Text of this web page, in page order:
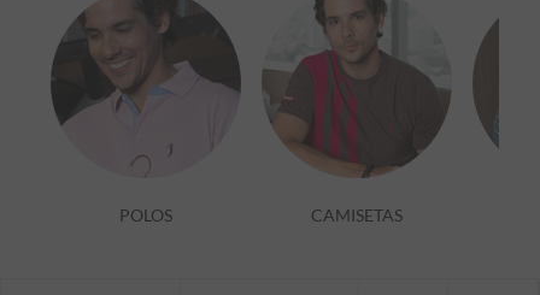
POLOS CAMISETAS
camiseta
5º
pima
6º
jaqueta
º
bermuda